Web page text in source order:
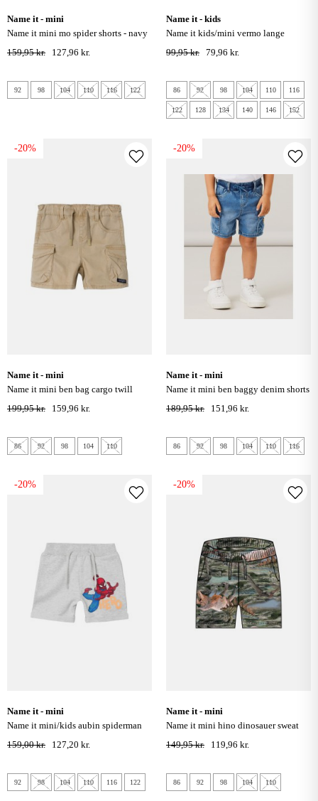
name it - mini
name it mini mo spider shorts - navy
blazer
159,95 kr. 127,96 kr.
92 98 104 110 116 122
name it - kids
name it kids/mini vermo lange
sweatshorts - pure cashmere
99,95 kr. 79,96 kr.
86 92 98 104 110 116
122 128 134 140 146 152
-20%
name it - mini
name it mini ben bag cargo twill
shorts - incense
199,95 kr. 159,96 kr.
86 92 98 104 110
-20%
name it - mini
name it mini ben baggy denim shorts
- medium blue denim
189,95 kr. 151,96 kr.
86 92 98 104 110 116
-20%
name it - mini
name it mini/kids aubin spiderman
sweatshorts - light grey melange
159,00 kr. 127,20 kr.
92 98 104 110 116 122
-20%
name it - mini
name it mini hino dinosauer sweat
shorts - thyme
149,95 kr. 119,96 kr.
86 92 98 104 110